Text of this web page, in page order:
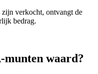
zijn verkocht, ontvangt de
bedrag.
waard?